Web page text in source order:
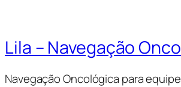
Lila – Navegação
Navegação Oncológica para